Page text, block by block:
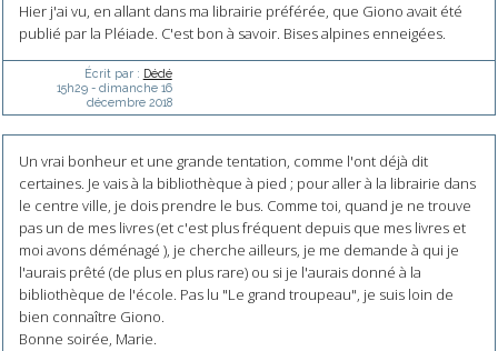
Hier j'ai vu, en allant dans ma librairie préférée, que Giono avait été
publié par la Pléiade. C'est bon à savoir. Bises alpines enneigées.
Écrit par : Dédé
15h29- dimanche 16
décembre 2018
Un vrai bonheur et une grande tentation, comme l'ont déjà dit
certaines. Je vais à la bibliothèque à pied ; pour aller à la librairie dans
le centre ville, je dois prendre le bus. Comme toi, quand je ne trouve
pas un de mes livres (et c'est plus fréquent depuis que mes livres et
moi avons déménagé ), je cherche ailleurs, je me demande à qui je
l'aurais prêté (de plus en plus rare) ou si je l'aurais donné à la
bibliothèque de l'école. Pas lu "Le grand troupeau", je suis loin de
bien connaître Giono.
Bonne soirée, Marie.